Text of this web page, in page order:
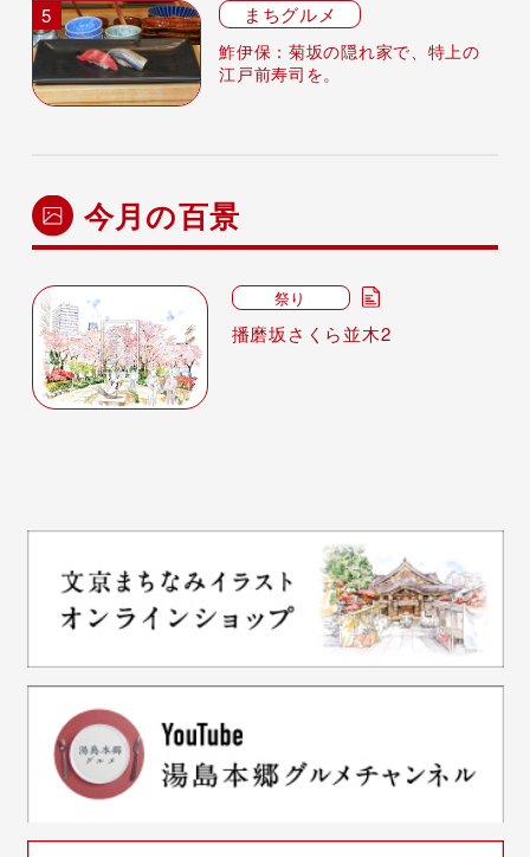
まちグルメ
鮓伊保：菊坂の隠れ家で、特上の
江戸前寿司を。
今月の百景
祭り
播磨坂さくら並木2